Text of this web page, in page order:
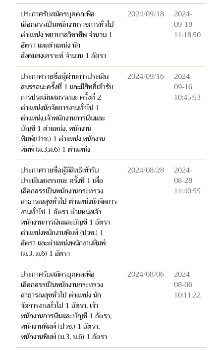
ประกาศรับสมัครบุคคลเพื่อ
เลือกสรรเป็นพนักงานราชการทั่วไป
ตำแหน่ง พยาบาลวิชาชีพ จำนวน 1
อัตรา และตำแหน่ง นัก
สังคมสงเคราะห์ จำนวน 1 อัตรา
2024/09/18
2024-
09-18
11:18:50
ประกาศรายชื่อผู้ผ่านการประเมิน
สมรรถนะครั้งที่ 1 และมีสิทธิ์เข้ารับ
การประเมินสมรรถนะ ครั้งที่ 2
ตำแหน่งนักจัดการงานทั่วไป 1
ตำแหน่ง,เจ้าพนักงานการเงินและ
บัญชี 1 ตำแหน่ง, พนักงาน
พิมพ์(ปวช.) 1 ตำแหน่ง,พนักงาน
พิมพ์ (ม.3,ม.6) 1 ตำแหน่ง
2024/09/16
2024-
09-16
10:45:53
ประกาศรายชื่อผู้มีสิทธิเข้ารับ
ประเมินสมรรถนะ ครั้งที่ 1 เพื่อ
เลือกสรรเป็นพนักงานกระทรวง
สาธารณสุขทั่วไป ตำแหน่งนักจัดการ
งานทั่วไป 1 อัตรา ตำแหน่งเจ้า
พนักงานการเงินและบัญชี 1 อัตรา
ตำแหน่งพนักงานพิมพ์ (ปวช.) 1
อัตรา และตำแหน่งพนักงานพิมพ์
(ม.3, ม.6) 1 อัตรา
2024/08/28
2024-
08-28
11:40:55
ประกาศรับสมัครบุคคลเพื่อ
เลือกสรรเป็นพนักงานกระทรวง
สาธารณสุขทั่วไป ตำแหน่ง นัก
จัดการงานทั่วไป 1 อัตรา, เจ้า
พนักงานการเงินและบัญชี 1 อัตรา,
พนักงานพิมพ์ (ปวช.) 1 อัตรา,
พนักงานพิมพ์ (ม.3, ม.6) 1 อัตรา
2024/08/06
2024-
08-06
10:11:22